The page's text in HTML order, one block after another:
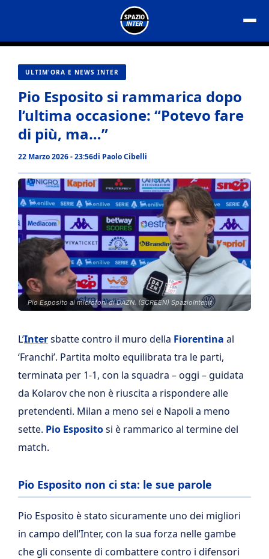
contenuto
ULTIM'ORA E NEWS INTER
Pio Esposito si rammarica dopo
l’ultima occasione: “Potevo fare
di più, ma…”
22 Marzo 2026 - 23:56di Paolo Cibelli
Pio Esposito ai microfoni di DAZN. (SCREEN) SpazioInter.it
L’Intersbatte contro il muro della Fiorentina al
‘Franchi’. Partita molto equilibrata tra le parti,
terminata per 1-1, con la squadra – oggi – guidata
da Kolarov che non è riuscita a rispondere alle
pretendenti. Milan a meno sei e Napoli a meno
sette. Pio Espositosi è rammarico al termine del
match.
Pio Esposito non ci sta: le sue parole
Pio Esposito è stato sicuramente uno dei migliori
in campo dell’Inter, con la sua forza nelle gambe
che gli consente di combattere contro i difensori